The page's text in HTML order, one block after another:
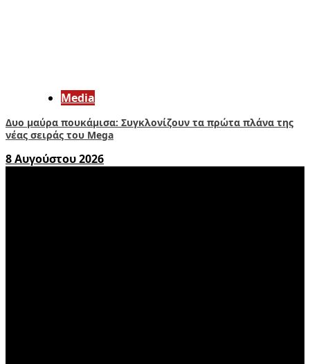
Media
Δυο μαύρα πουκάμισα: Συγκλονίζουν τα πρώτα πλάνα της
νέας σειράς του Mega
8 Αυγούστου 2026